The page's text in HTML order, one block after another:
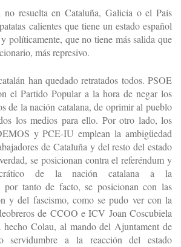
no resuelta en Cataluña, Galicia o el País
calientes que tiene un estado español
políticamente, que no tiene más salida que
más represivo.
han quedado retratados todos. PSOE
el Partido Popular a la hora de negar los
de la nación catalana, de oprimir al pueblo
los medios para ello. Por otro lado, los
y PCE-IU emplean la ambigüedad
de Cataluña y del resto del estado
se posicionan contra el referéndum y
de la nación catalana a la
por tanto de facto, se posicionan con las
y del fascismo, como se pudo ver con la
de CCOO e ICV Joan Coscubiela
hecho Colau, al mando del Ajuntament de
servidumbre a la reacción del estado